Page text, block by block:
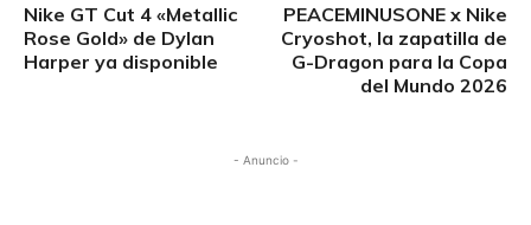
Nike GT Cut 4 «Metallic
Rose Gold» de Dylan
Harper ya disponible
PEACEMINUSONE x Nike
Cryoshot, la zapatilla de
G-Dragon para la Copa
del Mundo 2026
- Anuncio -